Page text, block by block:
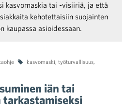
kasvomaskia tai -visiiriä, ja että
kehotettaisiin suojainten
kaupassa asioidessaan.
kasvomaski, työturvallisuus,
iän tai